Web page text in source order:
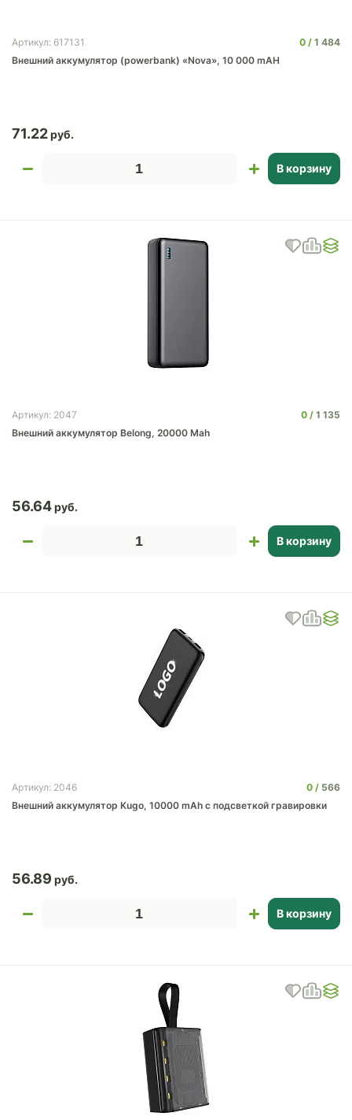
Артикул: 617131 0
1 484
Внешний аккумулятор (powerbank) «Nova», 10 000 mAH
71.22
В корзину
Артикул: 2047 0
1 135
Внешний аккумулятор Belong, 20000 Mah
56.64
В корзину
Артикул: 2046 0
566
Внешний аккумулятор Kugo, 10000 mAh с подсветкой гравировки
56.89
В корзину